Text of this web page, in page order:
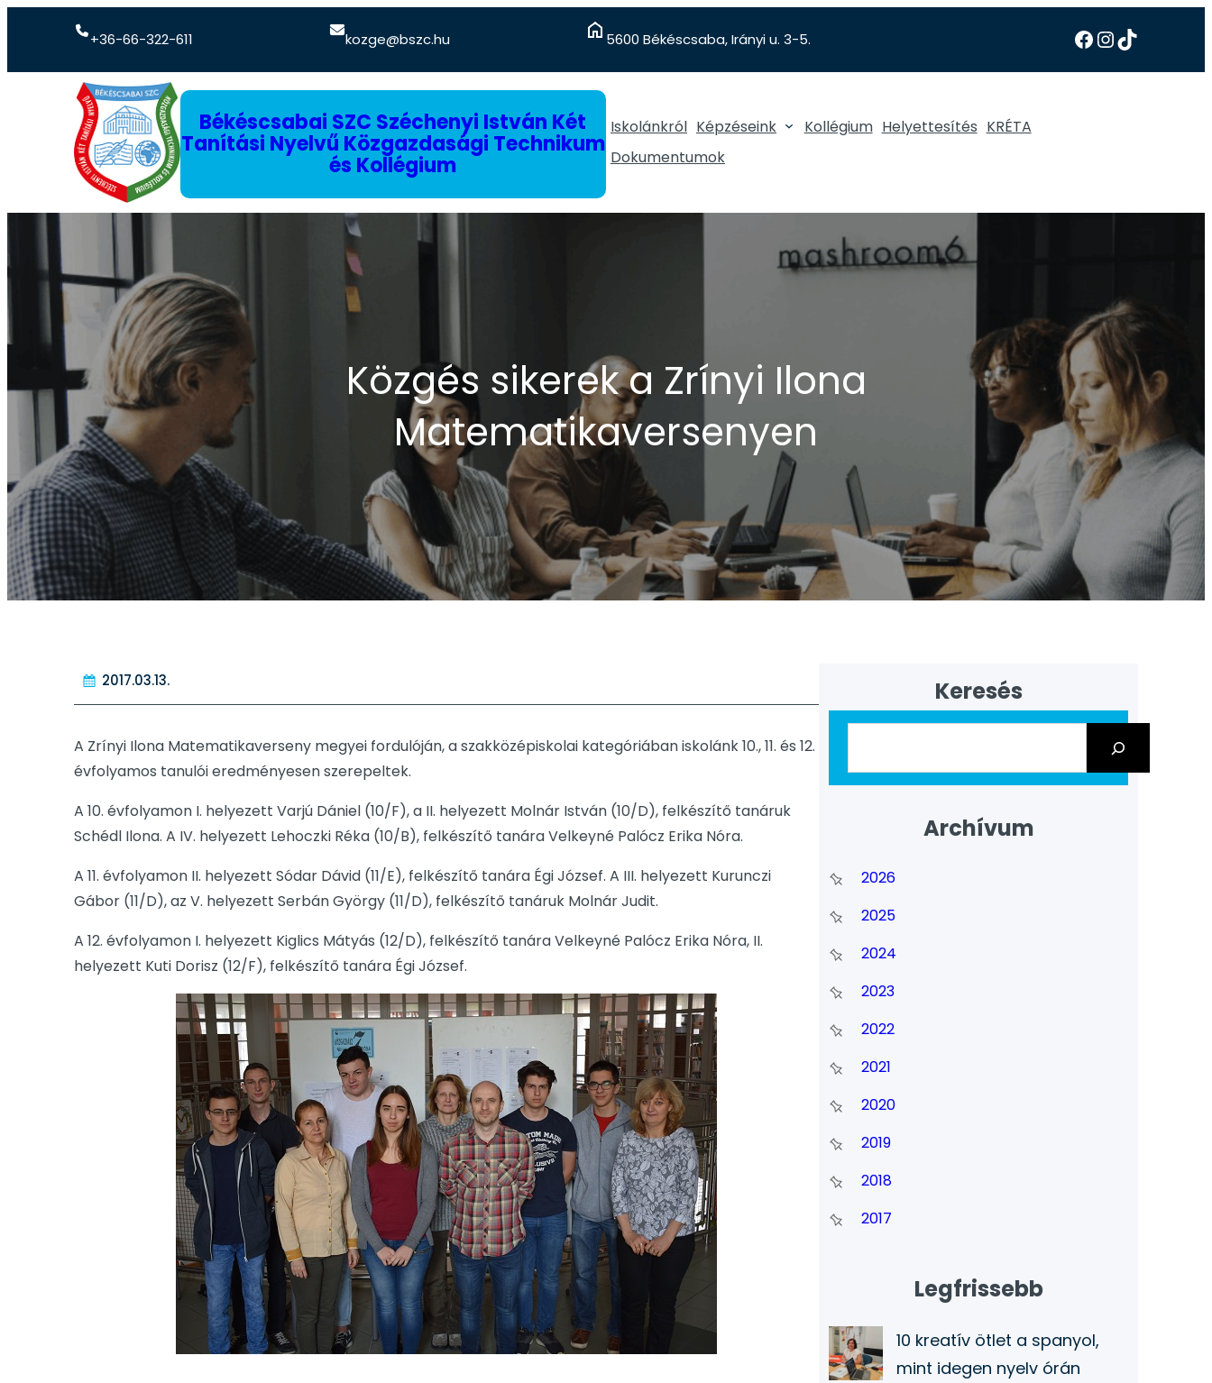
+36-66-322-611 kozge@bszc.hu 5600 Békéscsaba, Irányi u. 3-5.
Békéscsabai SZC Széchenyi István Két
Tanítási Nyelvű Közgazdasági Technikum
és Kollégium
Iskolánkról Képzéseink Kollégium Helyettesítés KRÉTA
Dokumentumok
Közgés sikerek a Zrínyi Ilona
Matematikaversenyen
2017.03.13.
A Zrínyi Ilona Matematikaverseny megyei fordulóján, a szakközépiskolai kategóriában iskolánk 10., 11. és 12.
évfolyamos tanulói eredményesen szerepeltek.
A 10. évfolyamon I. helyezett Varjú Dániel (10/F), a II. helyezett Molnár István (10/D), felkészítő tanáruk
Schédl Ilona. A IV. helyezett Lehoczki Réka (10/B), felkészítő tanára Velkeyné Palócz Erika Nóra.
A 11. évfolyamon II. helyezett Sódar Dávid (11/E), felkészítő tanára Égi József. A III. helyezett Kurunczi
Gábor (11/D), az V. helyezett Serbán György (11/D), felkészítő tanáruk Molnár Judit.
A 12. évfolyamon I. helyezett Kiglics Mátyás (12/D), felkészítő tanára Velkeyné Palócz Erika Nóra, II.
helyezett Kuti Dorisz (12/F), felkészítő tanára Égi József.
Keresés
Archívum
2026
2025
2024
2023
2022
2021
2020
2019
2018
2017
Legfrissebb
10 kreatív ötlet a spanyol,
mint idegen nyelv órán